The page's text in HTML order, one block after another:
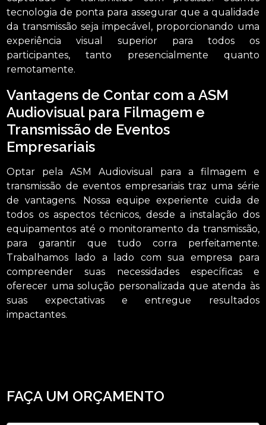
tecnologia de ponta para assegurar que a qualidade
da transmissão seja impecável, proporcionando uma
experiência visual superior para todos os
participantes, tanto presencialmente quanto
remotamente.
Vantagens de Contar com a ASM
Audiovisual para Filmagem e
Transmissão de Eventos
Empresariais
Optar pela ASM Audiovisual para a filmagem e
transmissão de eventos empresariais traz uma série
de vantagens. Nossa equipe experiente cuida de
todos os aspectos técnicos, desde a instalação dos
equipamentos até o monitoramento da transmissão,
para garantir que tudo corra perfeitamente.
Trabalhamos lado a lado com sua empresa para
compreender suas necessidades específicas e
oferecer uma solução personalizada que atenda às
suas expectativas e entregue resultados
impactantes.
FAÇA UM ORÇAMENTO